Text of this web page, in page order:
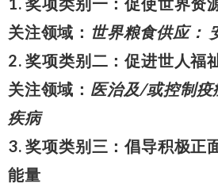
关注领域： 世界粮食供应：
2. 奖项类别二：促进世人福
关注领域： 医治及/或控制疫
疾病
3. 奖项类别三：倡导积极正
能量